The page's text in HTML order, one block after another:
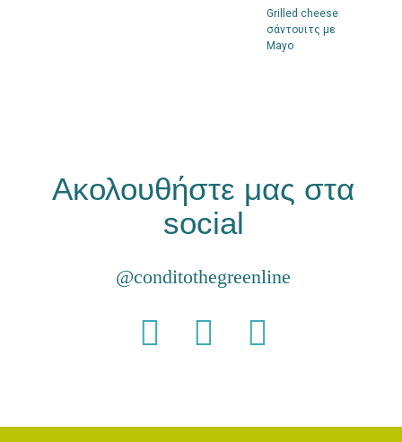
Grilled cheese
σάντουιτς με
Mayo
Ακολουθήστε μας στα
social
@conditothegreenline